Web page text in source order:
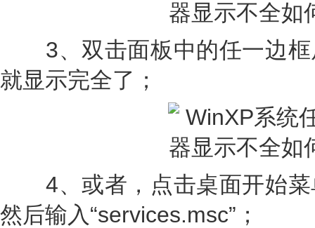
3、双击面板中的任一边框
就显示完全了；
4、或者，点击桌面开始菜
然后输入“services.msc”；